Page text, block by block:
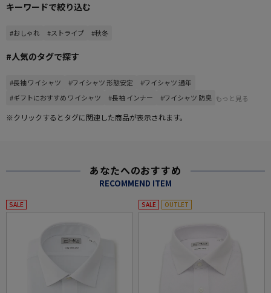
キーワードで絞り込む
#おしゃれ #ストライプ #秋冬
#人気のタグで探す
#長袖 ワイシャツ #ワイシャツ 形態安定
#ワイシャツ 通年
#ギフトにおすすめ ワイシャツ
#長袖 インナー #ワイシャツ 防臭 もっと見る
※クリックするとタグに関連した商品が表示されます。
あなたへのおすすめ
RECOMMEND ITEM
SALE SALE OUTLET